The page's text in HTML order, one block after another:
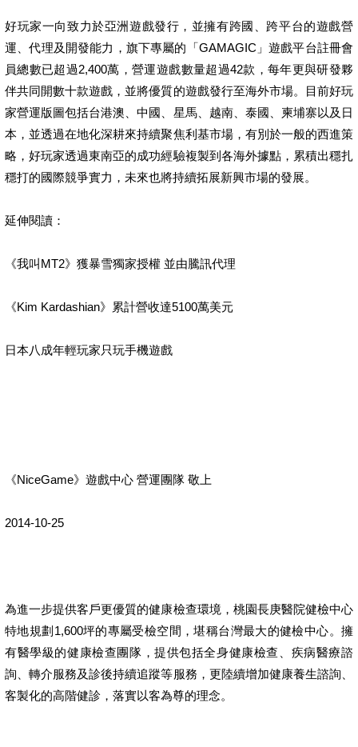
好玩家一向致力於亞洲遊戲發行，並擁有跨國、跨平台的遊戲營
運、代理及開發能力，旗下專屬的「GAMAGIC」遊戲平台註冊會
員總數已超過2,400萬，營運遊戲數量超過42款，每年更與研發夥
伴共同開數十款遊戲，並將優質的遊戲發行至海外市場。目前好玩
家營運版圖包括台港澳、中國、星馬、越南、泰國、柬埔寨以及日
本，並透過在地化深耕來持續聚焦利基市場，有別於一般的西進策
略，好玩家透過東南亞的成功經驗複製到各海外據點，累積出穩扎
穩打的國際競爭實力，未來也將持續拓展新興市場的發展。
延伸閱讀：
《我叫MT2》獲暴雪獨家授權 並由騰訊代理
《Kim Kardashian》累計營收達5100萬美元
日本八成年輕玩家只玩手機遊戲
《NiceGame》遊戲中心 營運團隊 敬上
2014-10-25
為進一步提供客戶更優質的健康檢查環境，桃園長庚醫院健檢中心
特地規劃1,600坪的專屬受檢空間，堪稱台灣最大的健檢中心。擁
有醫學級的健康檢查團隊，提供包括全身健康檢查、疾病醫療諮
詢、轉介服務及診後持續追蹤等服務，更陸續增加健康養生諮詢、
客製化的高階健診，落實以客為尊的理念。